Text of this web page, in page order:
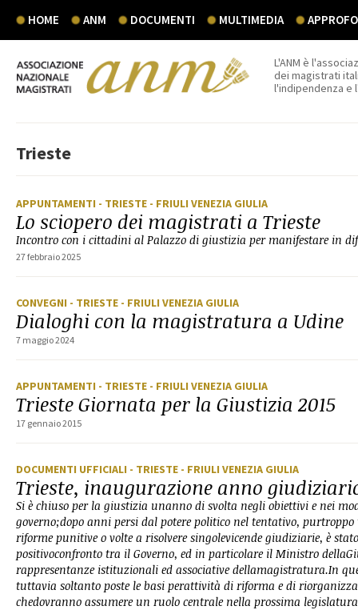
HOME ANM DOCUMENTI MULTIMEDIA
L'ANM è
dei magistrati
l'indipendenza e
Trieste
APPUNTAMENTI - TRIESTE - FRIULI VENEZIA GIULIA
Lo sciopero dei magistrati a Trieste
Incontro con i cittadini al Palazzo di giustizia per manifestare in
27 febbraio 2025
CONVEGNI - TRIESTE - FRIULI VENEZIA GIULIA
Dialoghi con la magistratura a Udine
7 maggio 2024
APPUNTAMENTI - TRIESTE - FRIULI VENEZIA GIULIA
Trieste Giornata per la Giustizia 2015
17 gennaio 2015
DOCUMENTI UFFICIALI - TRIESTE - FRIULI VENEZIA GIULIA
Trieste, inaugurazione anno
Si è chiuso per la giustizia unanno di svolta negli obiettivi e nei
governo;dopo anni persi dal potere politico nel tentativo,
riforme punitive o volte a risolvere singolevicende giudiziarie, è
positivoconfronto tra il Governo, ed in particolare il Ministro
rappresentanze istituzionali ed associative dellamagistratura.In
tuttavia soltanto poste le basi perattività di riforma e di
chedovranno assumere un ruolo centrale nella prossima